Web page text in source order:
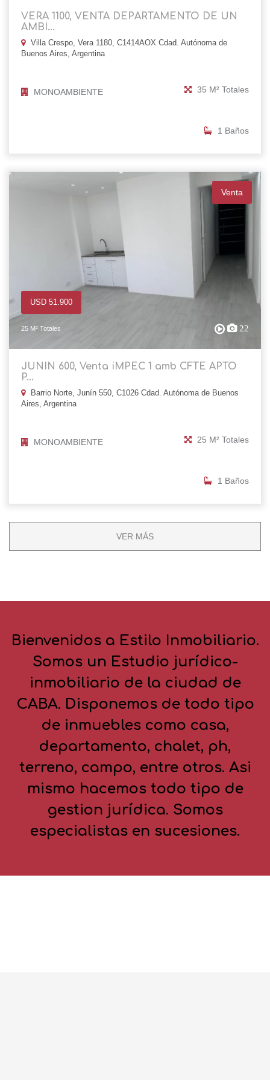
VERA 1100, VENTA DEPARTAMENTO DE UN
AMBI...
Villa Crespo, Vera 1180, C1414AOX Cdad. Autónoma de
Buenos Aires, Argentina
MONOAMBIENTE 35 M² Totales
1 Baños
Venta
USD 51.900
25 M² Totales 22
JUNIN 600, Venta iMPEC 1 amb CFTE APTO
P...
Barrio Norte, Junín 550, C1026 Cdad. Autónoma de Buenos
Aires, Argentina
MONOAMBIENTE 25 M² Totales
1 Baños
VER MÁS
Bienvenidos a Estilo Inmobiliario.
Somos un Estudio jurídico-
inmobiliario de la ciudad de
CABA. Disponemos de todo tipo
de inmuebles como casa,
departamento, chalet, ph,
terreno, campo, entre otros. Asi
mismo hacemos todo tipo de
gestion jurídica. Somos
especialistas en sucesiones.